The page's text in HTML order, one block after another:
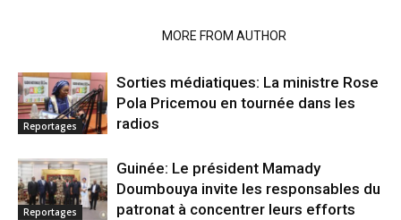
MORE FROM AUTHOR
Reportages
Sorties médiatiques: La ministre Rose
Pola Pricemou en tournée dans les
radios
Reportages
Guinée: Le président Mamady
Doumbouya invite les responsables du
patronat à concentrer leurs efforts